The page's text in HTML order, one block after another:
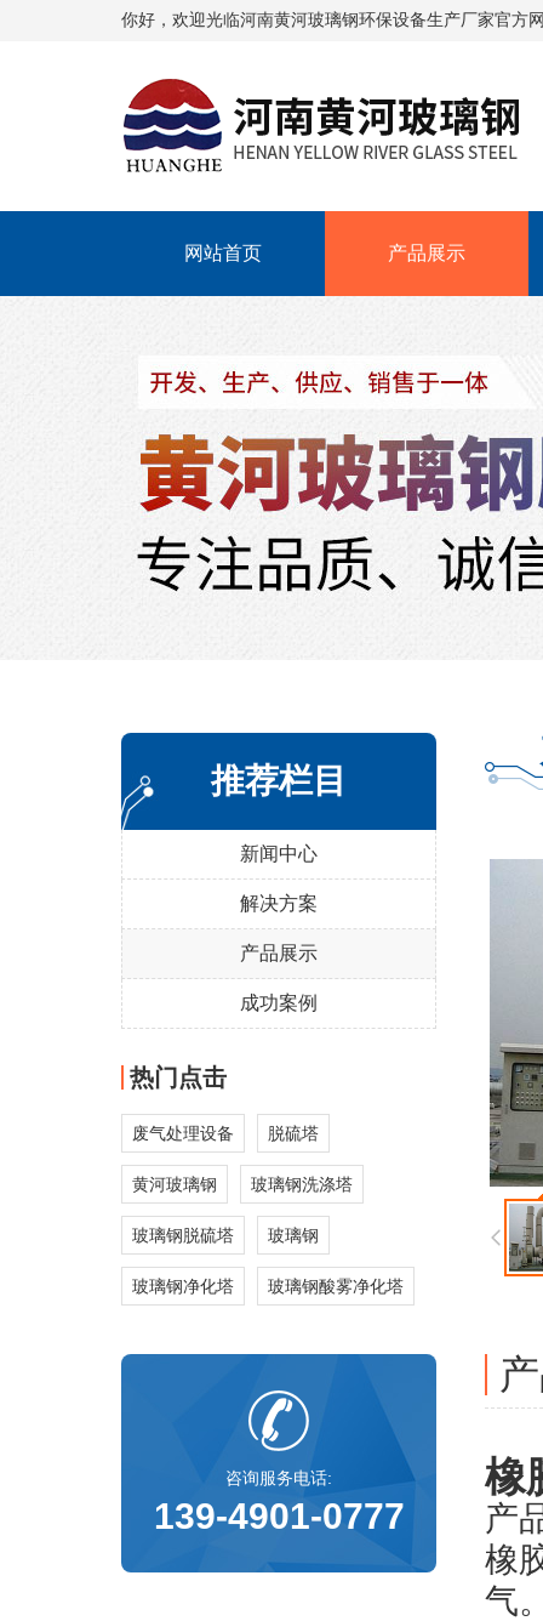
你好，欢迎光临河南黄河玻璃钢环保设备生产厂家官方
网站首页 产品展示
推荐栏目
新闻中心
解决方案
产品展示
成功案例
热门点击
废气处理设备 脱硫塔
黄河玻璃钢 玻璃钢洗涤塔
玻璃钢脱硫塔 玻璃钢
玻璃钢净化塔 玻璃钢酸雾净化塔
咨询服务电话:
139-4901-0777
橡
产
橡
气